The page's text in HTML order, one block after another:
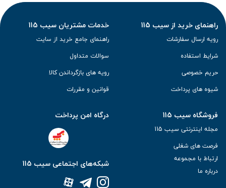
راهنمای خرید از سیب 115
رویه ارسال سفارشات
شرایط استفاده
حریم خصوصی
شیوه های پرداخت
خدمات مشتریان سیب 115
راهنمای جامع خرید از سایت
سوالات متداول
رویه های بازگرداندن کالا
قوانین و مقررات
فروشگاه سیب 115
مجله اینترنتی سیب 115
فرصت های شغلی
ارتباط با مجموعه
درباره ما
درگاه امن پرداخت
شبکه‌های اجتماعی سیب 115